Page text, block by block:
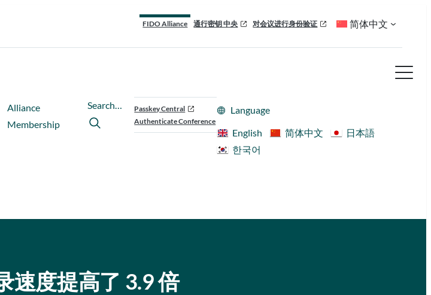
FIDO Alliance 通行密钥 中央 对会议进行身份验证 简体中文
Alliance
Membership
Search…
Passkey Central
Authenticate Conference
Language
English
简体中文
日本語
한국어
速度提高了 3.9 倍